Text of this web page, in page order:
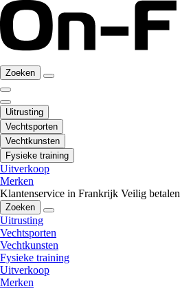
Zoeken
Uitrusting
Vechtsporten
Vechtkunsten
Fysieke training
Uitverkoop
Merken
Klantenservice in Frankrijk Veilig betalen
Zoeken
Uitrusting
Vechtsporten
Vechtkunsten
Fysieke training
Uitverkoop
Merken